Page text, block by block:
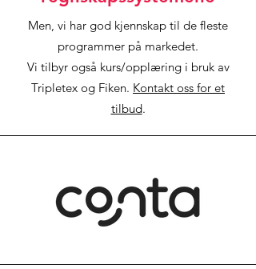
Men, vi har god kjennskap til de fleste
programmer på markedet.
Vi tilbyr også kurs/opplæring i bruk av
Tripletex og Fiken. Kontakt oss for et
tilbud.